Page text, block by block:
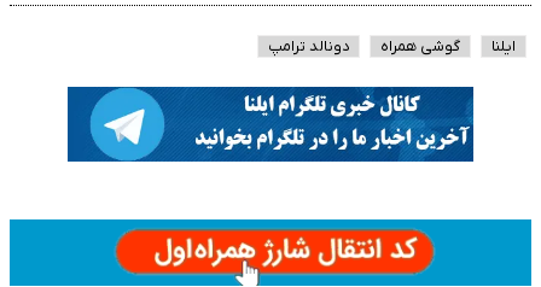
ایلنا گوشی همراه دونالد ترامپ